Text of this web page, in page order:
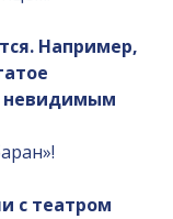
Например,
невидимым
с театром